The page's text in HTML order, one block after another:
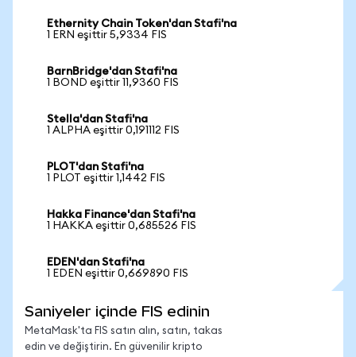
Ethernity Chain Token'dan Stafi'na
1 ERN eşittir 5,9334 FIS
BarnBridge'dan Stafi'na
1 BOND eşittir 11,9360 FIS
Stella'dan Stafi'na
1 ALPHA eşittir 0,191112 FIS
PLOT'dan Stafi'na
1 PLOT eşittir 1,1442 FIS
Hakka Finance'dan Stafi'na
1 HAKKA eşittir 0,685526 FIS
EDEN'dan Stafi'na
1 EDEN eşittir 0,669890 FIS
Saniyeler içinde FIS edinin
MetaMask'ta FIS satın alın, satın, takas
edin ve değiştirin. En güvenilir kripto